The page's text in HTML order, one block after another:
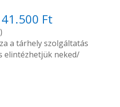
Ft
a tárhely szolgáltatás
elintézhetjük neked/